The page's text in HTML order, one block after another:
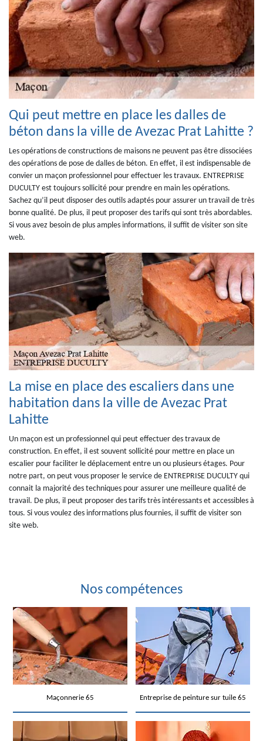
Qui peut mettre en place les dalles de
béton dans la ville de Avezac Prat Lahitte ?
Les opérations de constructions de maisons ne peuvent pas être dissociées
des opérations de pose de dalles de béton. En effet, il est indispensable de
convier un maçon professionnel pour effectuer les travaux. ENTREPRISE
DUCULTY est toujours sollicité pour prendre en main les opérations.
Sachez qu’il peut disposer des outils adaptés pour assurer un travail de très
bonne qualité. De plus, il peut proposer des tarifs qui sont très abordables.
Si vous avez besoin de plus amples informations, il suffit de visiter son site
web.
La mise en place des escaliers dans une
habitation dans la ville de Avezac Prat
Lahitte
Un maçon est un professionnel qui peut effectuer des travaux de
construction. En effet, il est souvent sollicité pour mettre en place un
escalier pour faciliter le déplacement entre un ou plusieurs étages. Pour
notre part, on peut vous proposer le service de ENTREPRISE DUCULTY qui
connait la majorité des techniques pour assurer une meilleure qualité de
travail. De plus, il peut proposer des tarifs très intéressants et accessibles à
tous. Si vous voulez des informations plus fournies, il suffit de visiter son
site web.
Nos compétences
Maçonnerie 65 Entreprise de peinture sur tuile 65